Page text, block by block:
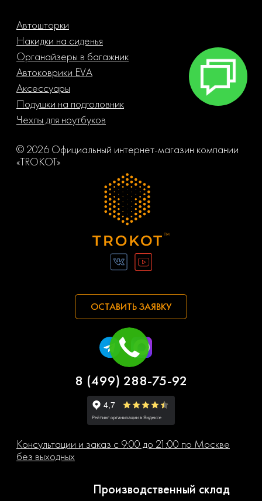
Автошторки
Накидки на сиденья
Органайзеры в багажник
Автоковрики EVA
Аксессуары
Подушки на подголовник
Чехлы для ноутбуков
© 2026 Официальный интернет-магазин компании
«TROKOT»
ОСТАВИТЬ ЗАЯВКУ
8 (499) 288-75-92
Консультации и заказ с 9:00 до 21:00 по Москве
без выходных
Производственный склад